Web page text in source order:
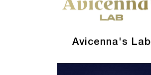
Avicenna's Lab